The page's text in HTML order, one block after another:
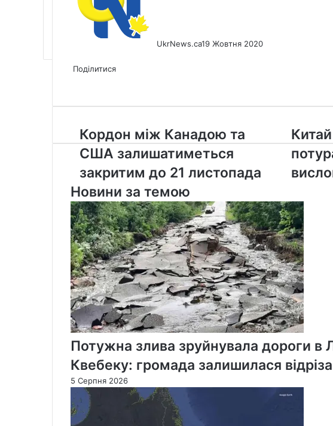
UkrNews.ca19 Жовтня 2020
via
Поділитися
Email
Кордон
між
Канадою
та
США
залишатиметься
закритим
до
21
листопада
Кордон між Канадою та
США залишатиметься
закритим до 21 листопада
Китай
звинуватив
Канаду
в
потуранні
висловам
Новини за темою
Потужна злива зруйнувала дороги в
Квебеку: громада залишилася
5 Серпня 2026